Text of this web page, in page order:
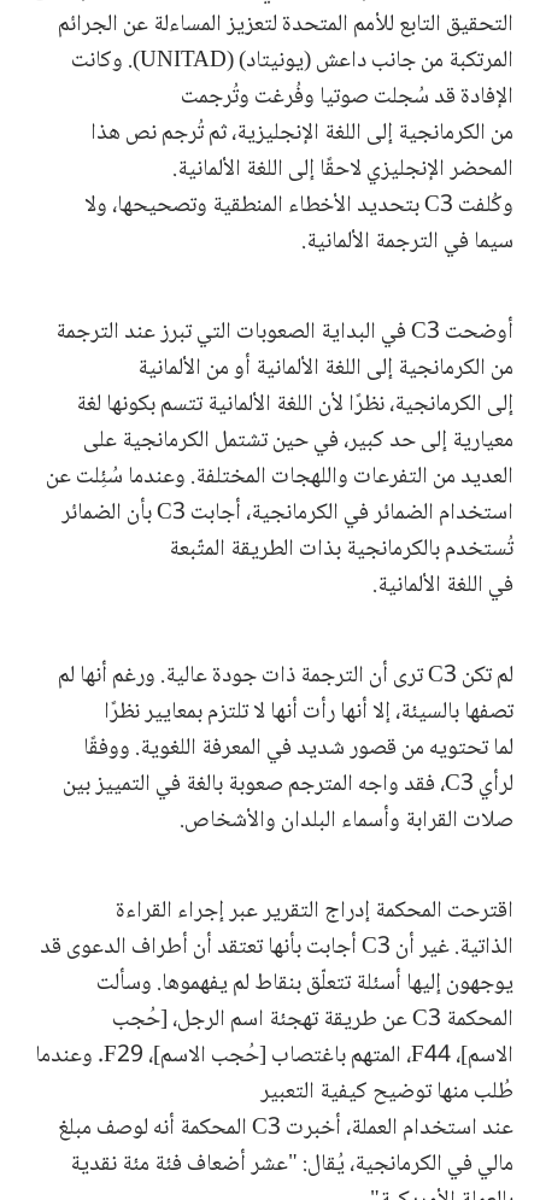
التحقيق التابع للأمم المتحدة لتعزيز المساءلة عن الجرائم
المرتكبة من جانب داعش (يونيتاد) (UNITAD). وكانت
الإفادة قد سُجلت صوتيا وفُرغت وتُرجمت
من الكرمانجية إلى اللغة الإنجليزية، ثم تُرجم نص هذا
المحضر الإنجليزي لاحقًا إلى اللغة الألمانية.
وكُلفت C3 بتحديد الأخطاء المنطقية وتصحيحها، ولا
سيما في الترجمة الألمانية.
أوضحت C3 في البداية الصعوبات التي تبرز عند الترجمة
من الكرمانجية إلى اللغة الألمانية أو من الألمانية
إلى الكرمانجية، نظرًا لأن اللغة الألمانية تتسم بكونها لغة
معيارية إلى حد كبير، في حين تشتمل الكرمانجية على
العديد من التفرعات واللهجات المختلفة. وعندما سُئِلت عن
استخدام الضمائر في الكرمانجية، أجابت C3 بأن الضمائر
تُستخدم بالكرمانجية بذات الطريقة المتّبعة
في اللغة الألمانية.
لم تكن C3 ترى أن الترجمة ذات جودة عالية. ورغم أنها لم
تصفها بالسيئة، إلا أنها رأت أنها لا تلتزم بمعايير نظرًا
لما تحتويه من قصور شديد في المعرفة اللغوية. ووفقًا
لرأي C3، فقد واجه المترجم صعوبة بالغة في التمييز بين
صلات القرابة وأسماء البلدان والأشخاص.
اقترحت المحكمة إدراج التقرير عبر إجراء القراءة
الذاتية. غير أن C3 أجابت بأنها تعتقد أن أطراف الدعوى قد
يوجهون إليها أسئلة تتعلّق بنقاط لم يفهموها. وسألت
المحكمة C3 عن طريقة تهجئة اسم الرجل، [حُجب
الاسم]، F44، المتهم باغتصاب [حُجب الاسم]، F29. وعندما
طُلب منها توضيح كيفية التعبير
عند استخدام العملة، أخبرت C3 المحكمة أنه لوصف مبلغ
مالي في الكرمانجية، يُقال: "عشر أضعاف فئة مئة نقدية